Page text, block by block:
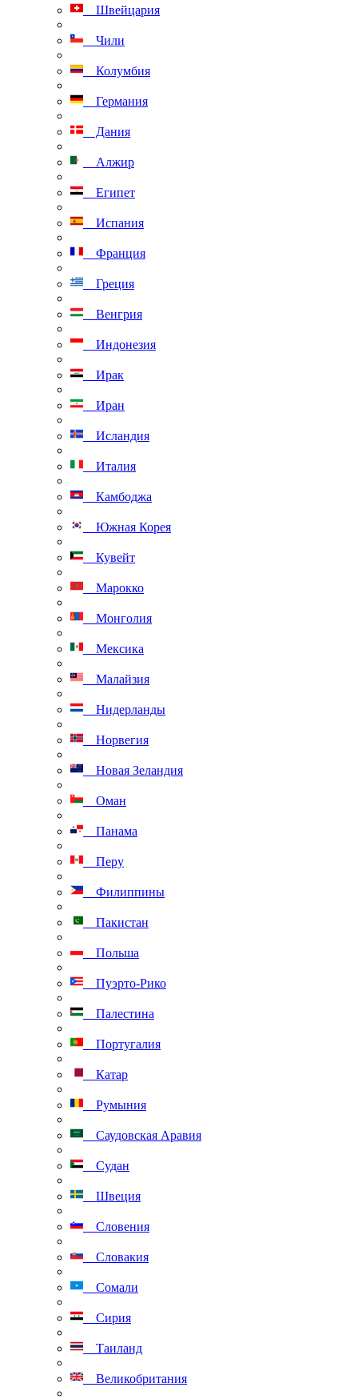
Швейцария
Чили
Колумбия
Германия
Дания
Алжир
Египет
Испания
Франция
Греция
Венгрия
Индонезия
Ирак
Иран
Исландия
Италия
Камбоджа
Южная Корея
Кувейт
Марокко
Монголия
Мексика
Малайзия
Нидерланды
Норвегия
Новая Зеландия
Оман
Панама
Перу
Филиппины
Пакистан
Польша
Пуэрто-Рико
Палестина
Португалия
Катар
Румыния
Саудовская Аравия
Судан
Швеция
Словения
Словакия
Сомали
Сирия
Таиланд
Великобритания